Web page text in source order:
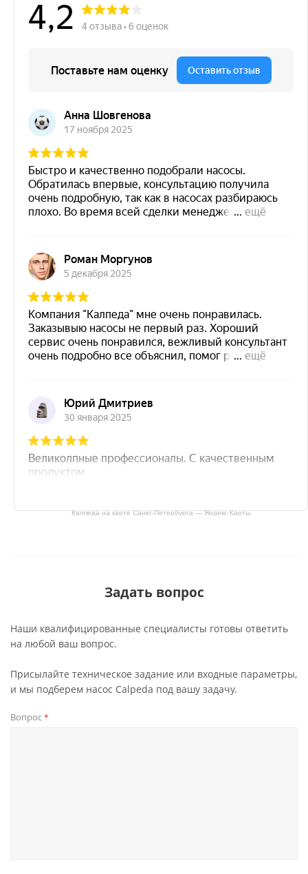
Калпеда на карте Санкт‑Петербурга — Яндекс Карты
Задать вопрос
Наши квалифицированные специалисты готовы ответить
на любой ваш вопрос.
Присылайте техническое задание или входные параметры,
и мы подберем насос Calpeda под вашу задачу.
Вопрос*